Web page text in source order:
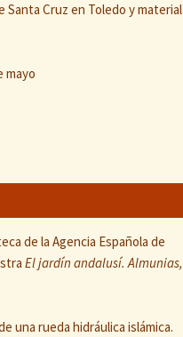
Cruz en Toledo y material
mayo
de la Agencia Española de
El jardín andalusí. Almunias,
una rueda hidráulica islámica.